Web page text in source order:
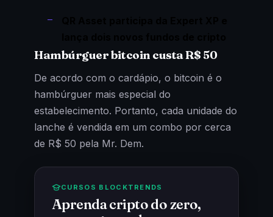
Hambúrguer bitcoin custa R$ 50
De acordo com o cardápio, o bitcoin é o
hambúrguer mais especial do
estabelecimento. Portanto, cada unidade do
lanche é vendida em um combo por cerca
de R$ 50 pela Mr. Dem.
CURSOS BLOCKTRENDS
Aprenda cripto do zero,